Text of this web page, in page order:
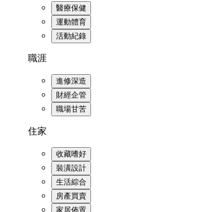
醫療保健
運動體育
活動紀錄
職涯
進修深造
財經企管
職場甘苦
住家
收藏嗜好
裝潢設計
生活綜合
房產買賣
家居佈置